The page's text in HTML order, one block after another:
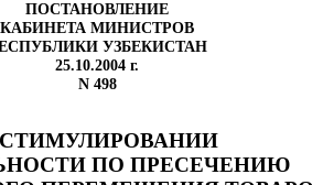
ПОСТАНОВЛЕНИЕ
КАБИНЕТА МИНИСТРОВ
УЗБЕКИСТАН
25.10.2004 г.
N 498
ПО ПРЕСЕЧЕНИЮ